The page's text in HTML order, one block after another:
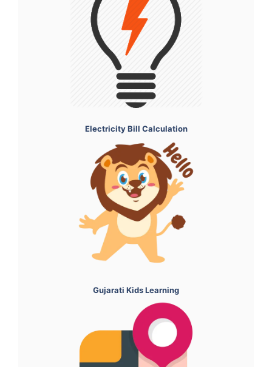
Electricity Bill Calculation
Gujarati Kids Learning